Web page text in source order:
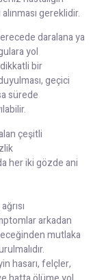
gereklidir.
daralana ya
yol
bir
geçici
sürede
çeşitli
her iki gözde ani
arkadan
mutlaka
hasarı, felçler,